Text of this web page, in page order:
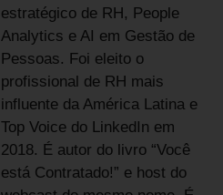
estratégico de RH, People
Analytics e AI em Gestão de
Pessoas. Foi eleito o
profissional de RH mais
influente da América Latina e
Top Voice do LinkedIn em
2018. É autor do livro “Você
está Contratado!” e host do